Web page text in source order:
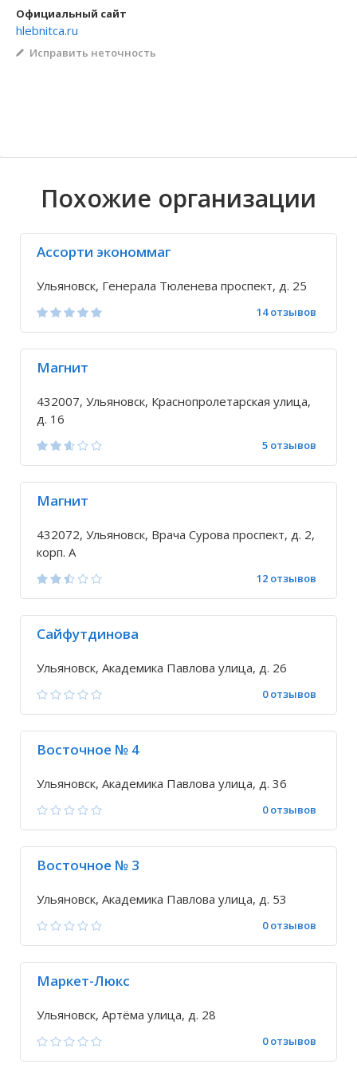
Волгоградская область
Кировоградская область
Восточно-Казахстанская область
Архангельское
Официальный сайт
hlebnitca.ru
Исправить неточность
Похожие организации
Ассорти экономмаг
Ульяновск, Генерала Тюленева проспект, д. 25
14 отзывов
Магнит
432007, Ульяновск, Краснопролетарская улица,
д. 16
5 отзывов
Магнит
432072, Ульяновск, Врача Сурова проспект, д. 2,
корп. А
12 отзывов
Сайфутдинова
Ульяновск, Академика Павлова улица, д. 26
0 отзывов
Восточное № 4
Ульяновск, Академика Павлова улица, д. 36
0 отзывов
Восточное № 3
Ульяновск, Академика Павлова улица, д. 53
0 отзывов
Маркет-Люкс
Ульяновск, Артёма улица, д. 28
0 отзывов